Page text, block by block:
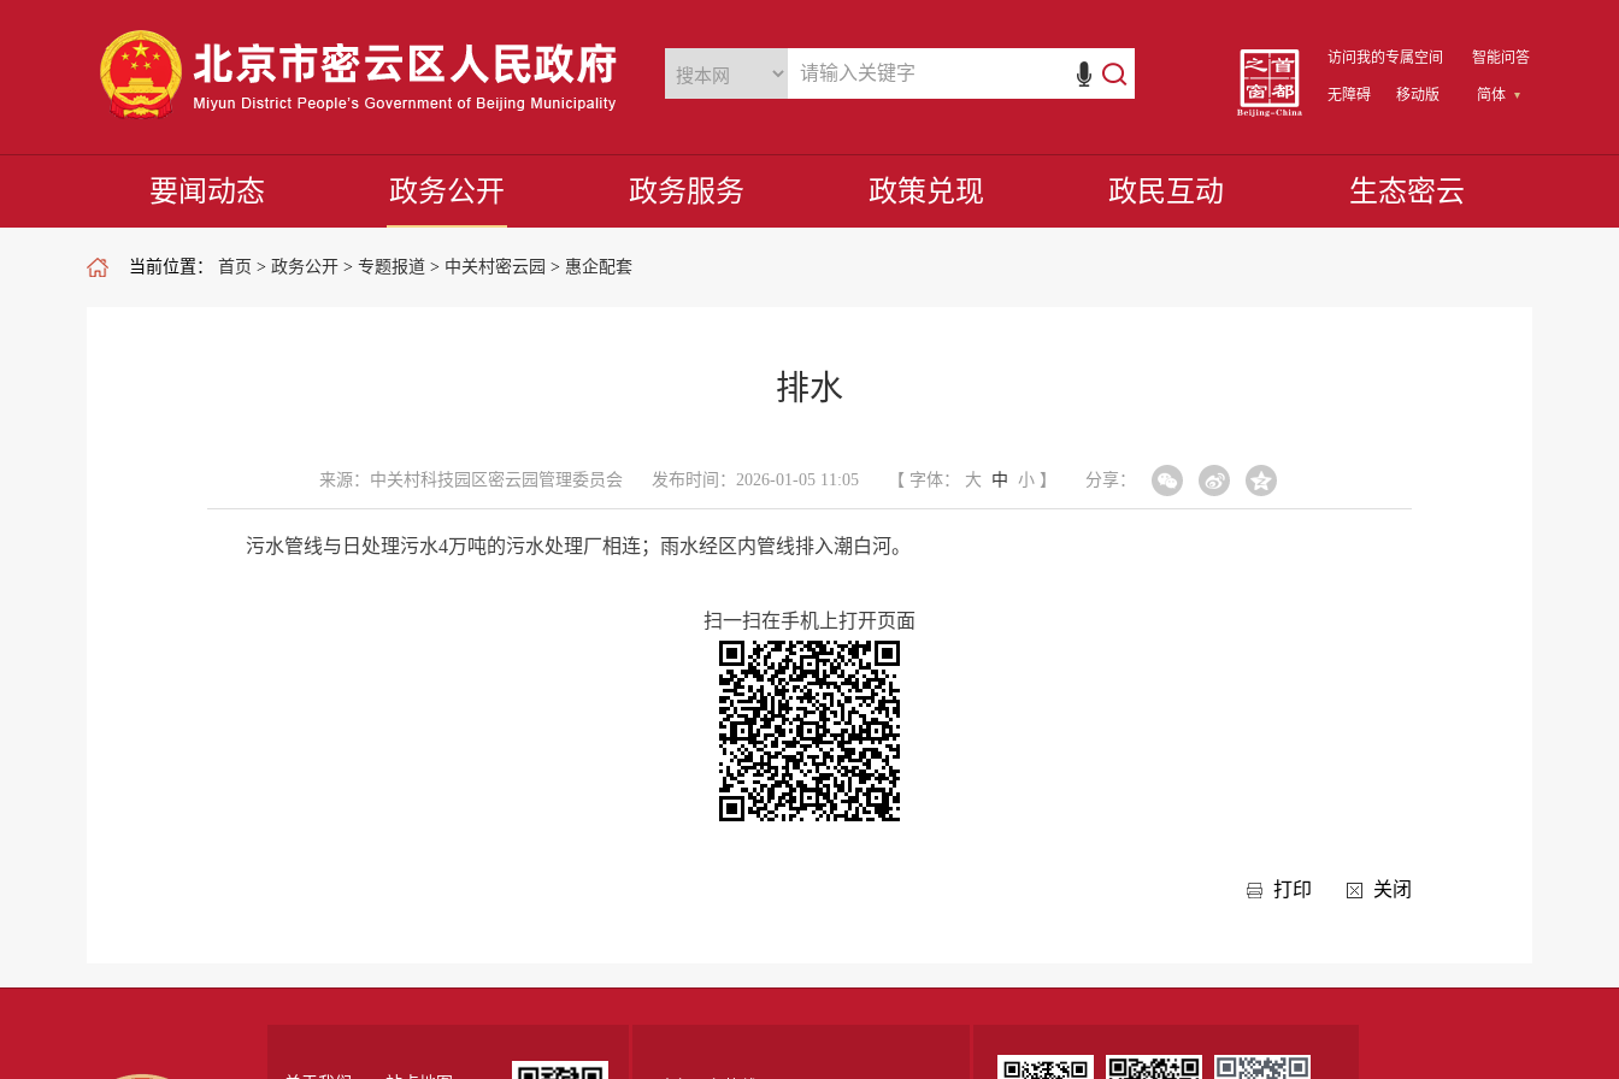
访问我的专属空间 智能问答
无障碍 移动版 简体
要闻动态 政务公开 政务服务 政策兑现 政民互动 生态密云
当前位置： 首页 > 政务公开 > 专题报道 > 中关村密云园 > 惠企配套
排水
来源：中关村科技园区密云园管理委员会 发布时间：2026-01-05 11:05 【 字体： 大 中 小】 分享：
污水管线与日处理污水4万吨的污水处理厂相连；雨水经区内管线排入潮白河。
扫一扫在手机上打开页面
打印 关闭